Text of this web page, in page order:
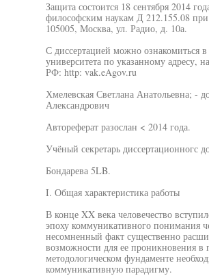
Защита состоится 18 сентября 2014
философским наукам Д 212.155.08 при
105005, Москва, ул. Радио, д. 10а.
С диссертацией можно ознакомиться в
университета по указанному
РФ: http: vak.eAgov.ru
Хмелевская Светлана Анатольевна; -
Александрович
Автореферат разослан < 2014 года.
Учёный секретарь диссертационногс
Бондарева 5LB.
I. Общая характеристика работы
В конце XX века человечество
эпоху коммуникативного понимания
несомненный факт существенно
возможности для ее проникновения в
методологическом фундаменте
коммуникативную парадигму.